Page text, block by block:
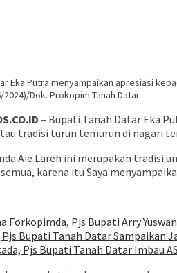
Eka Putra menyampaikan apresiasi
Dok. Prokopim Tanah Datar
– Bupati Tanah Datar Eka
tradisi turun temurun di nagari
Aie Lareh ini merupakan
karena itu Saya
Forkopimda, Pjs Bupati Arry
Bupati Tanah Datar Sampaikan
Pjs Bupati Tanah Datar Imbau